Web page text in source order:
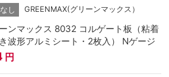
し GREENMAX(グリーンマックス）
ンマックス 8032 コルゲート板（粘着
波形アルミシート・2枚入） Nゲージ
円